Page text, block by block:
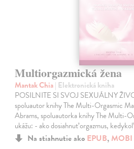
Multiorgazmická žena
Mantak Chia| Elektronická kniha
POSILNITE SI SVOJ SEXUÁLNY
spoluautor knihy The Multi-Orgasmic
Abrams, spoluautorka knihy The Multi-
ukážu: - ako dosiahnuť orgazmus,
Na stiahnutie ako EPUB, MOBI